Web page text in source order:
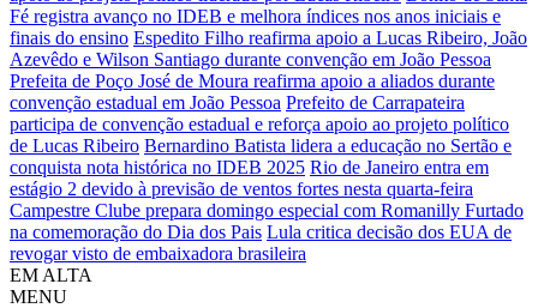
Fé registra avanço no IDEB e melhora índices nos anos iniciais e
finais do ensino Espedito Filho reafirma apoio a Lucas Ribeiro, João
Azevêdo e Wilson Santiago durante convenção em João Pessoa
Prefeita de Poço José de Moura reafirma apoio a aliados durante
convenção estadual em João Pessoa Prefeito de Carrapateira
participa de convenção estadual e reforça apoio ao projeto político
de Lucas Ribeiro Bernardino Batista lidera a educação no Sertão e
conquista nota histórica no IDEB 2025 Rio de Janeiro entra em
estágio 2 devido à previsão de ventos fortes nesta quarta-feira
Campestre Clube prepara domingo especial com Romanilly Furtado
na comemoração do Dia dos Pais Lula critica decisão dos EUA de
revogar visto de embaixadora brasileira
EM ALTA
MENU